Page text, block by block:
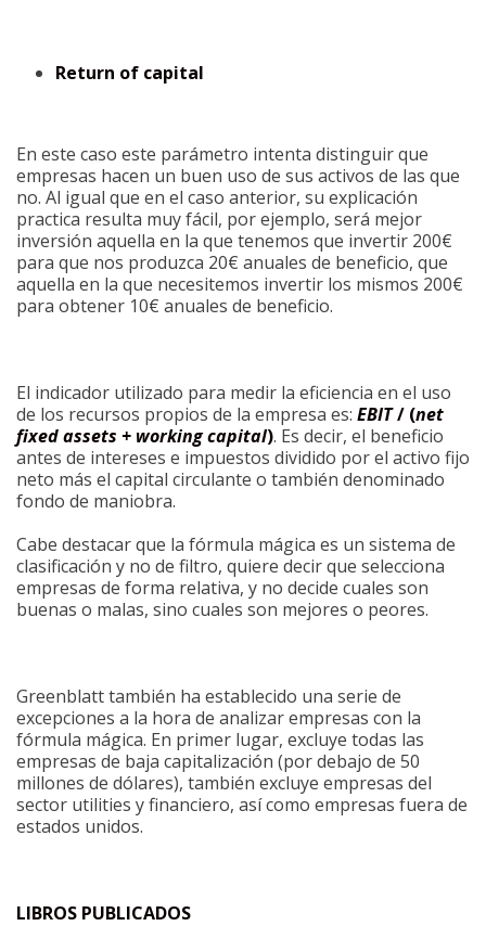
Return of capital
En este caso este parámetro intenta distinguir que
empresas hacen un buen uso de sus activos de las que
no. Al igual que en el caso anterior, su explicación
practica resulta muy fácil, por ejemplo, será mejor
inversión aquella en la que tenemos que invertir 200€
para que nos produzca 20€ anuales de beneficio, que
aquella en la que necesitemos invertir los mismos 200€
para obtener 10€ anuales de beneficio.
El indicador utilizado para medir la eficiencia en el uso
de los recursos propios de la empresa es: EBIT/ (net
fixed assets + working capital). Es decir, el beneficio
antes de intereses e impuestos dividido por el activo fijo
neto más el capital circulante o también denominado
fondo de maniobra.
Cabe destacar que la fórmula mágica es un sistema de
clasificación y no de filtro, quiere decir que selecciona
empresas de forma relativa, y no decide cuales son
buenas o malas, sino cuales son mejores o peores.
Greenblatt también ha establecido una serie de
excepciones a la hora de analizar empresas con la
fórmula mágica. En primer lugar, excluye todas las
empresas de baja capitalización (por debajo de 50
millones de dólares), también excluye empresas del
sector utilities y financiero, así como empresas fuera de
estados unidos.
LIBROS PUBLICADOS